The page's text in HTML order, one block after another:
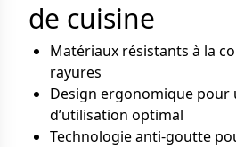
de cuisine
Matériaux résistants à la
rayures
Design ergonomique
d’utilisation optimal
Technologie anti-goutte